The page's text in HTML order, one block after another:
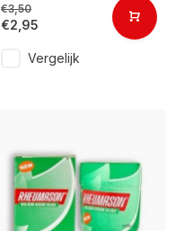
€3,50
€2,95
Vergelijk